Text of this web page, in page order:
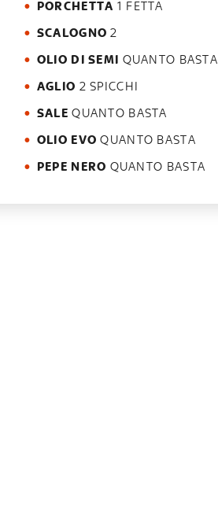
PORCHETTA 1 FETTA
SCALOGNO 2
OLIO DI SEMI QUANTO BASTA
AGLIO 2 SPICCHI
SALE QUANTO BASTA
OLIO EVO QUANTO BASTA
PEPE NERO QUANTO BASTA